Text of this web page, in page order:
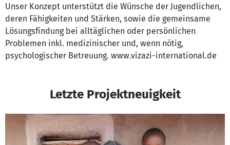
Unser Konzept unterstützt die Wünsche der Jugendlichen,
deren Fähigkeiten und Stärken, sowie die gemeinsame
Lösungsfindung bei alltäglichen oder persönlichen
Problemen inkl. medizinischer und, wenn nötig,
psychologischer Betreuung. www.vizazi-international.de
Letzte Projektneuigkeit